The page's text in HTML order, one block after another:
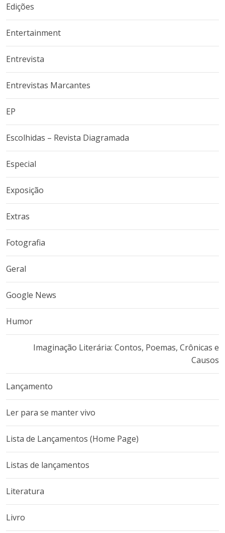
Edições
Entertainment
Entrevista
Entrevistas Marcantes
EP
Escolhidas – Revista Diagramada
Especial
Exposição
Extras
Fotografia
Geral
Google News
Humor
Imaginação Literária: Contos, Poemas, Crônicas e
Causos
Lançamento
Ler para se manter vivo
Lista de Lançamentos (Home Page)
Listas de lançamentos
Literatura
Livro